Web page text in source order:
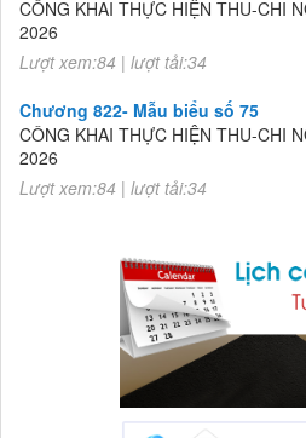
Lượt xem:84 | lượt tải:34
Chương 822- Mẫu biểu số 75
2026
Lượt xem:84 | lượt tải:34